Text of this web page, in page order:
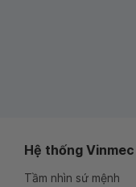
Hệ thống Vinmec
Tầm nhìn sứ mệnh